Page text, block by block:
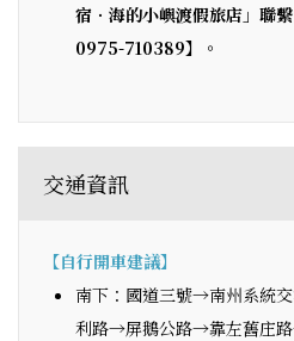
宿．海的小嶼渡假旅店」聯
0975-710389】。
交通資訊
【自行開車建議】
南下：國道三號→南州系統
利路→屏鵝公路→靠左舊庄